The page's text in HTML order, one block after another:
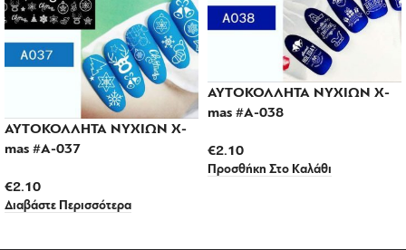
ΑΥΤΟΚΟΛΛΗΤΑ ΝΥΧΙΩΝ X-
mas #A-037
€2.10
Διαβάστε Περισσότερα
ΑΥΤΟΚΟΛΛΗΤΑ ΝΥΧΙΩΝ X-
mas #A-038
€2.10
Προσθήκη Στο Καλάθι